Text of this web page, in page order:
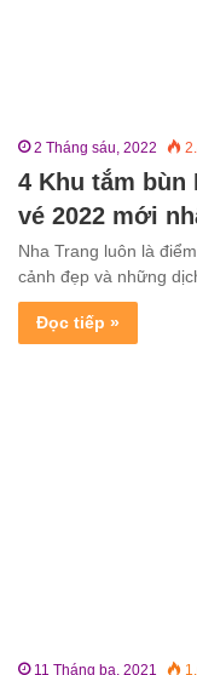
2 Tháng sáu, 2022
4 Khu tắm bùn
vé 2022 mới
Nha Trang luôn là
cảnh đẹp và những
Đọc tiếp »
11 Tháng ba, 2021